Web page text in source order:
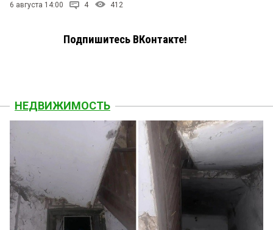
6 августа 14:00 4 412
Подпишитесь ВКонтакте!
НЕДВИЖИМОСТЬ